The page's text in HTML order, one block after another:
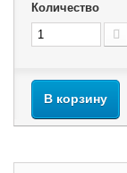
Количество
В корзину